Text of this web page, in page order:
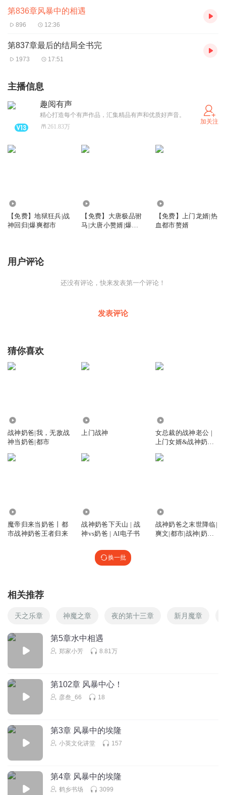
第836章风暴中的相遇
896 12:36
第837章最后的结局全书完
1973 17:51
主播信息
趣阅有声
精心打造每个有声作品，汇集精品有声和优质好声音。
261.83万
加关注
【免费】地狱狂兵|战
神回归|爆爽都市
【免费】大唐极品驸
马|大唐小赘婿|爆笑|
【免费】上门龙婿|热
血都市赘婿
用户评论
还没有评论，快来发表第一个评论！
发表评论
猜你喜欢
战神奶爸|我，无敌战
神当奶爸|都市
上门战神
女总裁的战神老公 |
上门女婿&战神奶爸|
魔帝归来当奶爸丨都
市战神奶爸王者归来
战神奶爸下天山 | 战
神vs奶爸 | AI电子书
战神奶爸之末世降临|
爽文|都市|战神|奶
换一批
相关推荐
天之乐章 神魔之章 夜的第十三章 新月魔章
第5章水中相遇
郑家小芳 8.81万
第102章 风暴中心！
彦叁_66 18
第3章 风暴中的埃隆
小英文化讲堂 157
第4章 风暴中的埃隆
鹤乡书场 3099